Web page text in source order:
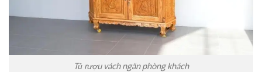
Tủ rượu vách ngăn phòng khách